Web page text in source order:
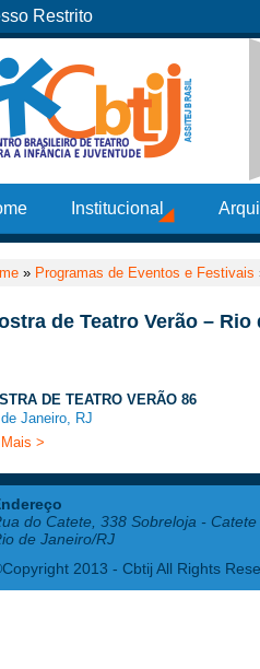
Restrito
Institucional
» Programas de Eventos e Festivais
de Teatro Verão – Rio
DE TEATRO VERÃO 86
Janeiro, RJ
>
do Catete, 338 Sobreloja - Catete
de Janeiro/RJ
2013 - Cbtij All Rights